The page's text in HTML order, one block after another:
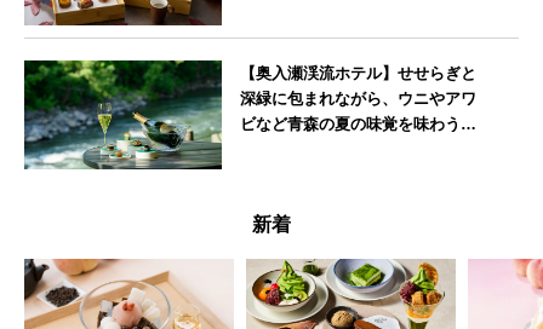
【奥入瀬渓流ホテル】せせらぎと
深緑に包まれながら、ウニやアワ
ビなど青森の夏の味覚を味わうフ
新着